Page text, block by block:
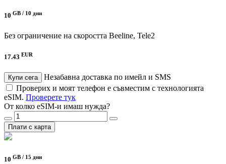
10 GB / 10 дни
Без ограничение на скоростта Beeline, Tele2
17.43 EUR
Купи сега
Незабавна доставка по имейл и SMS
Проверих и моят телефон е съвместим с технологията
eSIM. Проверете тук
От колко eSIM-и имаш нужда?
Плати с карта
10 GB / 15 дни